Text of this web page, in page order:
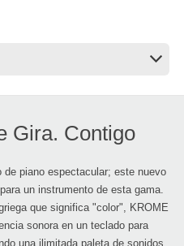
Gira. Contigo
piano espectacular; este nuevo
un instrumento de esta gama.
que significa "color", KROME
sonora en un teclado para
una ilimitada paleta de sonidos